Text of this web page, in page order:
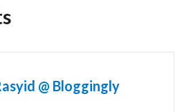
@ Bloggingly